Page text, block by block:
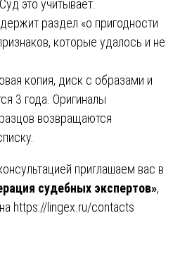
это учитывает.
раздел «о пригодности
которые удалось и не
копия, диск с образами и
3 года. Оригиналы
возвращаются
приглашаем вас в
судебных экспертов»,
https://lingex.ru/contacts